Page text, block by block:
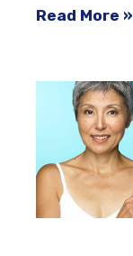
Read More »